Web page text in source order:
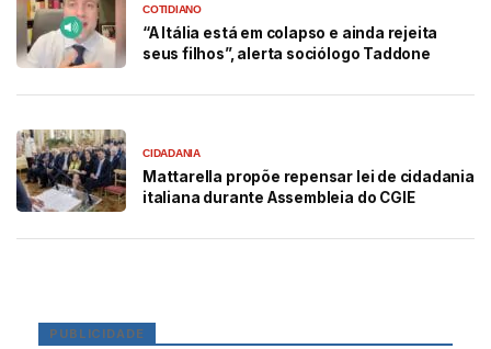
COTIDIANO
“A Itália está em colapso e ainda rejeita
seus filhos”, alerta sociólogo Taddone
CIDADANIA
Mattarella propõe repensar lei de cidadania
italiana durante Assembleia do CGIE
PUBLICIDADE